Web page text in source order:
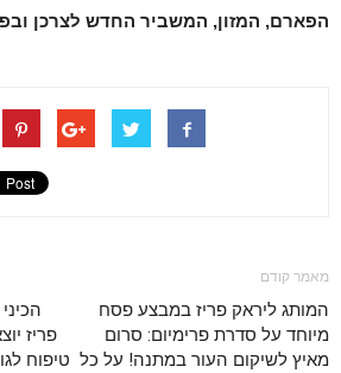
הפארם, המזון, המשביר החדש לצרכן
מאמר קודם
המותג ליראק פריז במבצע פסח
מיוחד על סדרת פרימיום: סרום
מאיץ לשיקום העור במתנה! על כל
פריז
טיפוח